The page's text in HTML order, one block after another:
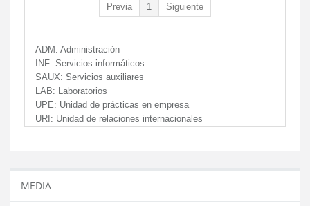
Previa 1 Siguiente
ADM: Administración
INF: Servicios informáticos
SAUX: Servicios auxiliares
LAB: Laboratorios
UPE: Unidad de prácticas en empresa
URI: Unidad de relaciones internacionales
MEDIA